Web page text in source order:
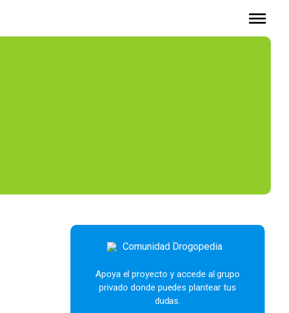
Apoya el proyecto y accede al grupo
privado donde puedes plantear tus
dudas.